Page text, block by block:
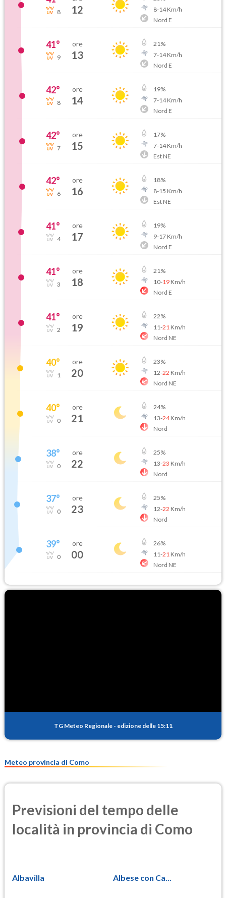
8 12
8-14Km/h
Nord E
41°
9
ore
13
21%
7-14Km/h
Nord E
42°
8
ore
14
19%
7-14Km/h
Nord E
42°
7
ore
15
17%
7-14Km/h
Est NE
42°
6
ore
16
18%
8-15 Km/h
Est NE
41°
4
ore
17
19%
9-17Km/h
Nord E
41°
3
ore
18
21%
10-19Km/h
Nord E
41°
2
ore
19
22%
11-21 Km/h
Nord NE
40°
1
ore
20
23%
12-22 Km/h
Nord NE
40°
0
ore
21
24%
13-24Km/h
Nord
38°
0
ore
22
25%
13-23 Km/h
Nord
37°
0
ore
23
25%
12-22 Km/h
Nord
39°
0
ore
00
26%
11-21 Km/h
Nord NE
TG Meteo Regionale - edizione delle 15:11
Meteo provincia di Como
Previsioni del tempo delle
località in provincia di Como
Albavilla Albese con Ca...